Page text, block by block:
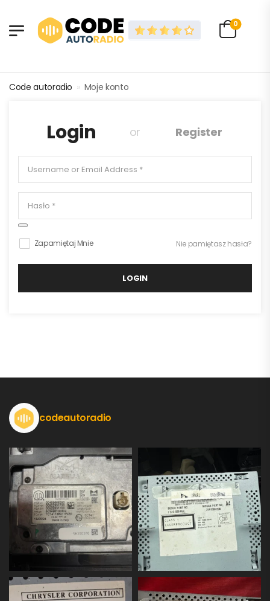
0
Code autoradio » Moje konto
Login or Register
Zapamiętaj Mnie Nie pamiętasz hasła?
LOGIN
I agree to thepolityka prywatności
codeautoradio